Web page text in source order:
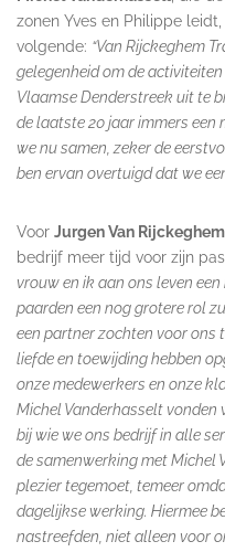
zonen Yves en Philippe
volgende: “Van Rijckeghem
gelegenheid om de
Vlaamse Denderstreek uit te
de laatste 20 jaar immers
we nu samen, zeker de
ben ervan overtuigd dat we
Voor Jurgen Van Rijckeghem
bedrijf meer tijd voor zijn
vrouw en ik aan ons leven
paarden een nog grotere rol
een partner zochten voor
liefde en toewijding hebben
onze medewerkers en onze
Michel Vanderhasselt vonden
bij wie we ons bedrijf in alle
de samenwerking met Michel
plezier tegemoet, temeer
dagelijkse werking. Hiermee
nastreefden, niet alleen voor